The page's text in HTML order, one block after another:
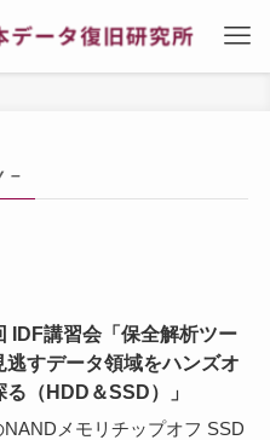
–
IDF講習会「保全解析ツー
逃すデータ領域をハンズオ
る（HDD＆SSD）」
NANDメモリチップオフ SSD